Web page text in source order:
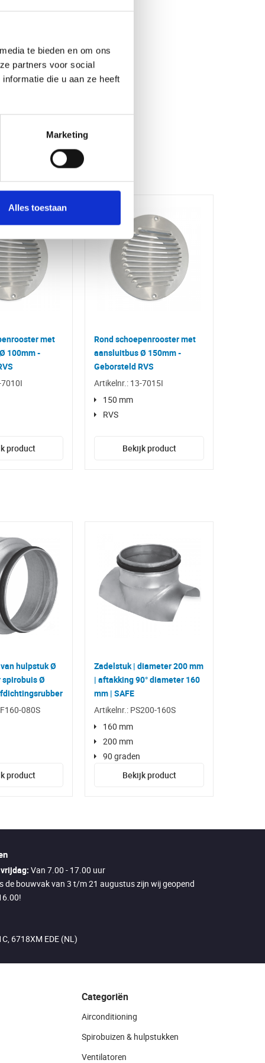
te bieden en om ons
partners voor social
die u aan ze heeft
Marketing
Alles toestaan
met
100mm -
product
Rond schoepenrooster met
aansluitbus Ø 150mm -
Geborsteld RVS
Artikelnr.: 13-7015I
150 mm
RVS
Bekijk product
hulpstuk Ø
spirobuis Ø
080S
product
Zadelstuk | diameter 200 mm
| aftakking 90° diameter 160
mm | SAFE
Artikelnr.: PS200-160S
160 mm
200 mm
90 graden
Bekijk product
Van 7.00 - 17.00 uur
de bouwvak van 3 t/m 21 augustus zijn wij geopend
6718XM EDE (NL)
Categoriën
Airconditioning
Spirobuizen & hulpstukken
Ventilatoren